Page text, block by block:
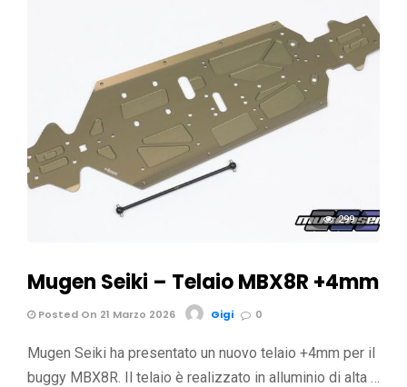
299
Mugen Seiki – Telaio MBX8R +4mm
Posted On 21 Marzo 2026 Gigi 0
Mugen Seiki ha presentato un nuovo telaio +4mm per il
buggy MBX8R. Il telaio è realizzato in alluminio di alta …